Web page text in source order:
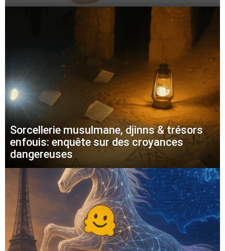
Sorcellerie musulmane, djinns & trésors
enfouis: enquête sur des croyances
dangereuses